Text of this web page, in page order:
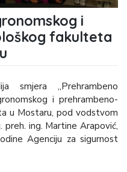
i
fakulteta
smjera „Prehrambeno
i prehrambeno-
u Mostaru, pod vodstvom
preh. ing. Martine Arapović,
Agenciju za sigurnost